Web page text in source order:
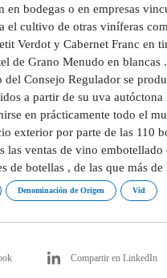
en bodegas o en empresas
el cultivo de otras viníferas
Verdot y Cabernet Franc en
de Grano Menudo en
del Consejo Regulador se
a partir de su uva
en prácticamente todo el
exterior por parte de las 110
las ventas de vino
de botellas , de las que más
Denominación de Origen Vid
Compartir en LinkedIn